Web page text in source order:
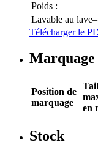
Poids :
Lavable au
Télécharger le
Marquage
Position de
marquage
en
Stock